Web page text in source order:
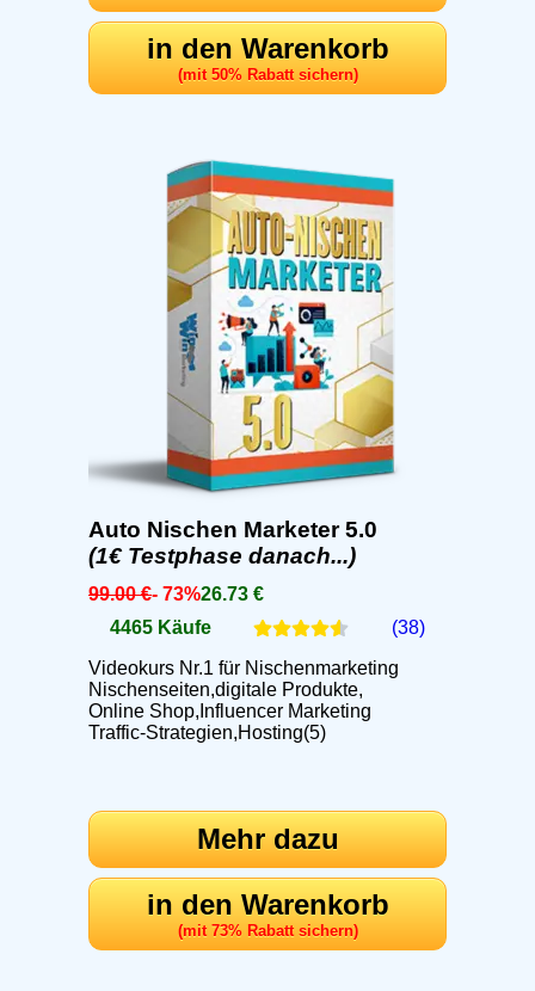
in den Warenkorb
(mit 50% Rabatt sichern)
Auto Nischen Marketer 5.0
(1€ Testphase danach...)
99.00 €- 73%26.73 €
4465 Käufe
(38)
Videokurs Nr.1 für Nischenmarketing
Nischenseiten,digitale Produkte,
Online Shop,Influencer Marketing
Traffic-Strategien,Hosting(5)
Mehr dazu
in den Warenkorb
(mit 73% Rabatt sichern)